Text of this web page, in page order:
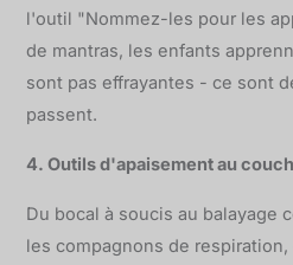
l'outil "Nommez-les pour les
de mantras, les enfants
sont pas effrayantes - ce sont
passent.
4. Outils d'apaisement au
Du bocal à soucis au balayage
les compagnons de